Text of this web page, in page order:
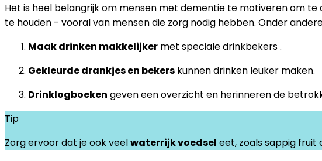
Het is heel belangrijk om mensen met dementie te motiveren om te
te houden - vooral van mensen die zorg nodig hebben. Onder
Maak drinken makkelijker met speciale drinkbekers .
Gekleurde drankjes en bekers kunnen drinken leuker maken.
Drinklogboeken geven een overzicht en herinneren de
Tip
Zorg ervoor dat je ook veelwaterrijk voedsel eet, zoals sappig fruit